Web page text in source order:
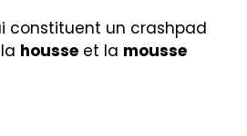
constituent un crashpad
housse et la mousse